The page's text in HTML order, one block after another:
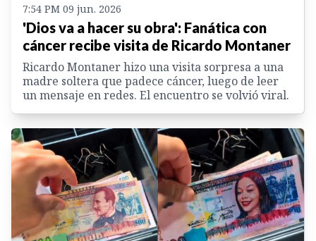
7:54 PM 09 jun. 2026
'Dios va a hacer su obra': Fanática con
cáncer recibe visita de Ricardo Montaner
Ricardo Montaner hizo una visita sorpresa a una
madre soltera que padece cáncer, luego de leer
un mensaje en redes. El encuentro se volvió viral.